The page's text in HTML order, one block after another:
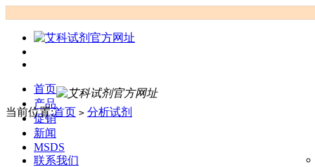
首页
产品
促销
新闻
MSDS
联系我们
当前位置:首页 > 分析试剂